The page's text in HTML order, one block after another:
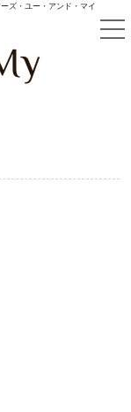
ズ・ユー・アンド・マイ